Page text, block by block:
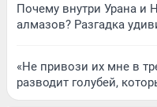
Почему внутри Урана и
алмазов? Разгадка
«Не привози их мне в
разводит голубей,